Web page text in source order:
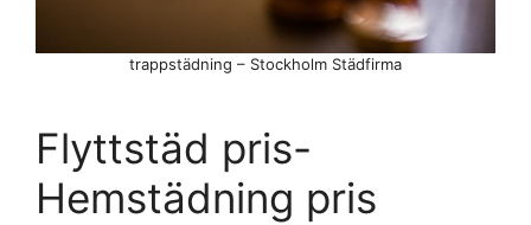
trappstädning – Stockholm Städfirma
Flyttstäd pris-
Hemstädning pris